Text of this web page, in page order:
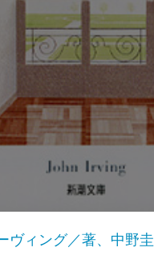
ヴィング／著、中野